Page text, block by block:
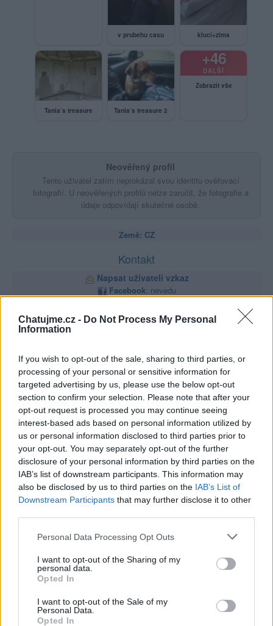
Chatujme.cz - Do Not Process My Personal
Information
If you wish to opt-out of the sale, sharing to third parties, or
processing of your personal or sensitive information for
targeted advertising by us, please use the below opt-out
section to confirm your selection. Please note that after your
opt-out request is processed you may continue seeing
interest-based ads based on personal information utilized by
us or personal information disclosed to third parties prior to
your opt-out. You may separately opt-out of the further
disclosure of your personal information by third parties on the
IAB’s list of downstream participants. This information may
also be disclosed by us to third parties on the IAB’s List of
Downstream Participants that may further disclose it to other
Personal Data Processing Opt Outs
I want to opt-out of the Sharing of my
personal data.
Opted In
I want to opt-out of the Sale of my
Personal Data.
Opted In
v prubehu casu kluci+zima
Tania´s treasure Tania´s treasure 2
+46
DALŠÍ
Zobrazit vše
Neověřený profil
Tento uživatel zatím neprokázal svou identitu ověřovací
fotografií. U neověřených profilů nelze zaručit, že fotografie a
údaje odpovídají skutečné osobě.
Země: CZ
Kontakt
Napsat uživateli vzkaz
Facebook: nevedu
Informace o profilu a chatu
Profil zobrazen: 4361x
Líbí se :1
Oblibené místnosti: Žádné
Sledované diskuze:Informace pro uživatele
Poslední 3 příspěvky na mé zdi
Smazaný (před 10 lety)